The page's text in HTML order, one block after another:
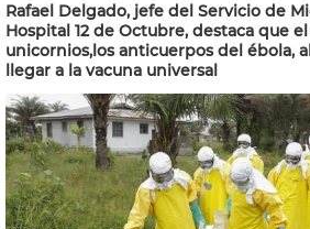
Rafael Delgado, jefe del Servicio de
Hospital 12 de Octubre, destaca que
unicornios,los anticuerpos del ébola,
llegar a la vacuna universal